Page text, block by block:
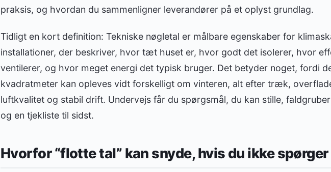
praksis, og hvordan du sammenligner leverandører på et oplyst grundlag.
Tidligt en kort definition: Tekniske nøgletal er målbare egenskaber for
installationer, der beskriver, hvor tæt huset er, hvor godt det isolerer, hvor
ventilerer, og hvor meget energi det typisk bruger. Det betyder noget, fordi
kvadratmeter kan opleves vidt forskelligt om vinteren, alt efter træk,
luftkvalitet og stabil drift. Undervejs får du spørgsmål, du kan stille,
og en tjekliste til sidst.
Hvorfor “flotte tal” kan snyde, hvis du ikke